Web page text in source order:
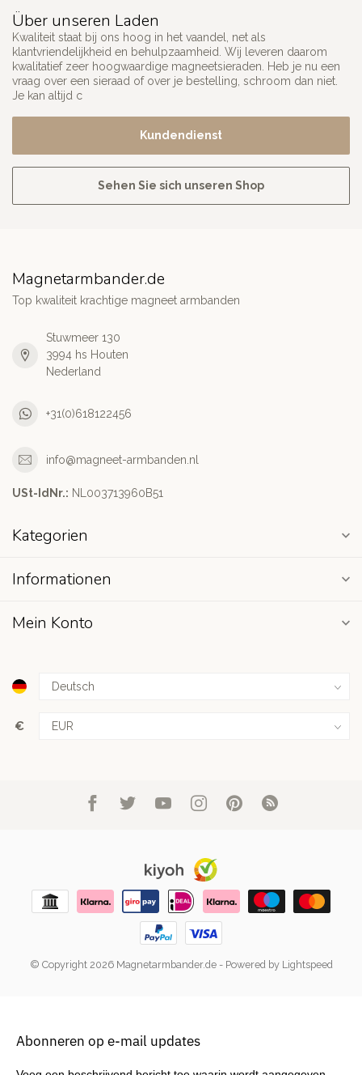
Über unseren Laden
Kwaliteit staat bij ons hoog in het vaandel, net als
klantvriendelijkheid en behulpzaamheid. Wij leveren daarom
kwalitatief zeer hoogwaardige magneetsieraden. Heb je nu een
vraag over een sieraad of over je bestelling, schroom dan niet.
Je kan altijd c
Kundendienst
Sehen Sie sich unseren Shop
Magnetarmbander.de
Top kwaliteit krachtige magneet armbanden
Stuwmeer 130
3994 hs Houten
Nederland
+31(0)618122456
info@magneet-armbanden.nl
USt-IdNr.: NL003713960B51
Kategorien
Informationen
Mein Konto
€
© Copyright 2026 Magnetarmbander.de- Powered by Lightspeed
Abonneren op e-mail updates